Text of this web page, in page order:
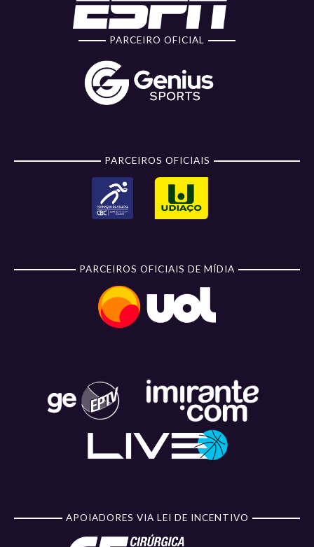
PARCEIRO OFICIAL
PARCEIROS OFICIAIS
PARCEIROS OFICIAIS DE MÍDIA
APOIADORES VIA LEI DE INCENTIVO